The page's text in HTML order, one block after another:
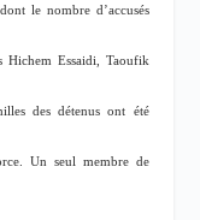
le nombre d’accusés
Hichem Essaidi, Taoufik
des détenus ont été
Un seul membre de